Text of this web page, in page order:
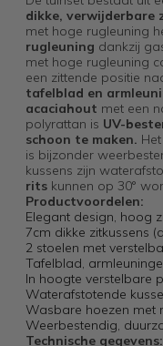
dikke, verwijderbare
met hoge rugleuning
rugleuning dankzij
met hoge rugleuning
een zittende positie
tafelblad en
acaciahout met een
polyrattan is UV-
schoon te maken.
is bijzonder
kussens zijn
ritskunnen op 30°
Productvoordelen:
Elegant design, hoog
7cm dikke zitkussens
2 stoelen met
Tafelblad,
In hoogte verstelbare
Waterafstotende
Wasbare hoezen met
Weerbestendig,
Technische gegevens: